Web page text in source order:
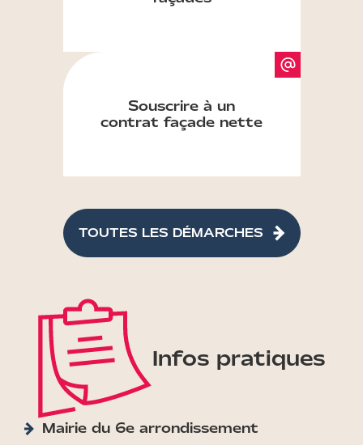
Souscrire à un
contrat façade nette
TOUTES LES DÉMARCHES
Infos pratiques
Mairie du 6e arrondissement